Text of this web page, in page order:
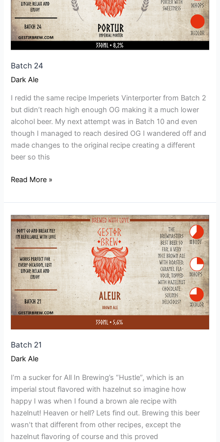
Batch 24
Dark Ale
I redid the same recipe Imperiets Vinterporter from Batch 2
but didn’t reach high enough OG making it a much lower
alcohol beer. My next attempt was in Batch 10 and even
though I managed to reach desired OG I wandered off and
made changes to the original recipe creating a different
beer so this
Read More »
Batch 21
Dark Ale
I’m a sucker for All In Brewing’s “Hustle”, which is an
imperial stout flavored with hazelnut so imagine how
happy I was when I found a brown ale recipe with
hazelnut! Heaven or hell? Lets find out. Brewing this beer
wasn’t that different from other recipes, except the
hazelnut flavoring of course and this proved
Batch
21